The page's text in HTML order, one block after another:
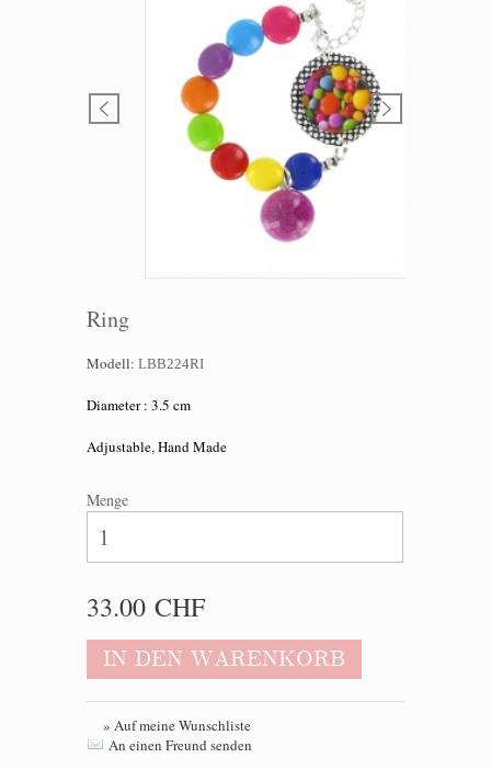
Ring
Modell: LBB224RI
Diameter: 3.5 cm
Adjustable, Hand Made
Menge
33.00 CHF
IN DEN WARENKORB
» Auf meine Wunschliste
An einen Freund senden